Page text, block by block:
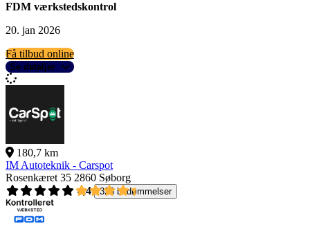
FDM værkstedskontrol
20. jan 2026
Få tilbud online
Se detaljer
180,7 km
IM Autoteknik - Carspot
Rosenkæret 35 2860 Søborg
4,4
326 bedømmelser